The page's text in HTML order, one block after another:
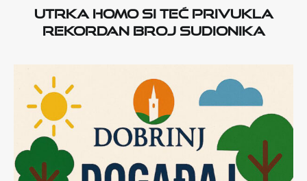
Utrka Homo si teć privukla
rekordan broj sudionika